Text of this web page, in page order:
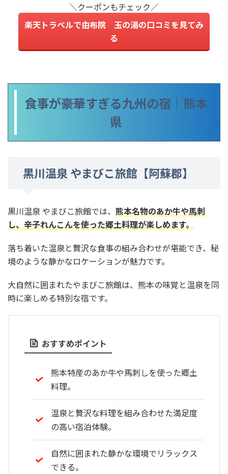
＼クーポンもチェック／
楽天トラベルで由布院 玉の湯の口コミを見てみ
る
食事が豪華すぎる九州の宿｜熊本
県
黒川温泉 やまびこ旅館【阿蘇郡】
黒川温泉 やまびこ旅館では、 熊本名物のあか牛や馬刺
し、辛子れんこんを使った郷土料理が楽しめます。
落ち着いた温泉と贅沢な食事の組み合わせが堪能でき、秘
境のような静かなロケーションが魅力です。
大自然に囲まれたやまびこ旅館は、熊本の味覚と温泉を同
時に楽しめる特別な宿です。
おすすめポイント
熊本特産のあか牛や馬刺しを使った郷土
料理。
温泉と贅沢な料理を組み合わせた満足度
の高い宿泊体験。
自然に囲まれた静かな環境でリラックス
できる。